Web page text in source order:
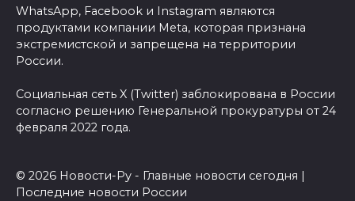
WhatsApp, Facebook и Instagram являются
продуктами компании Meta, которая признана
экстремистской и запрещена на территории
России.
Социальная сеть X (Twitter) заблокирована в России
согласно решению Генеральной прокуратуры от 24
февраля 2022 года.
© 2026 Новости-Ру - Главные новости сегодня |
Последние новости России